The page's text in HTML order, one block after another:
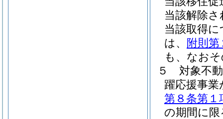
当該解除
当該取得
は、 附則第
も、なお
５
対象不
躍応援事
第８条第１
の期間に限